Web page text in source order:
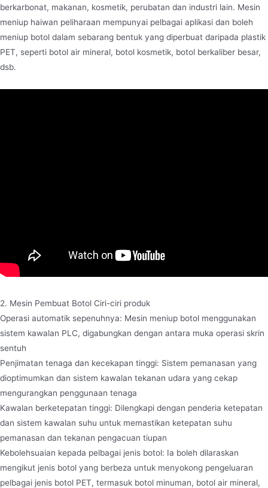
berkarbonat, makanan, kosmetik, perubatan dan industri lain. Mesin
meniup haiwan peliharaan mempunyai pelbagai aplikasi dan boleh
meniup botol dalam sebarang bentuk yang diperbuat daripada plastik
PET, seperti botol air mineral, botol kosmetik, botol berkaliber besar,
dsb.
2. Mesin Pembuat Botol Ciri-ciri produk
Operasi automatik sepenuhnya: Mesin meniup botol menggunakan
sistem kawalan PLC, digabungkan dengan antara muka operasi skrin
sentuh
Penjimatan tenaga dan kecekapan tinggi: Sistem pemanasan yang
dioptimumkan dan sistem kawalan tekanan udara yang cekap
mengurangkan penggunaan tenaga
Kawalan berketepatan tinggi: Dilengkapi dengan penderia ketepatan
dan sistem kawalan suhu untuk memastikan ketepatan suhu
pemanasan dan tekanan pengacuan tiupan
Kebolehsuaian kepada pelbagai jenis botol: Ia boleh dilaraskan
mengikut jenis botol yang berbeza untuk menyokong pengeluaran
pelbagai jenis botol PET, termasuk botol minuman, botol air mineral,